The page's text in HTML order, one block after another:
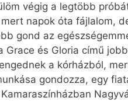
végig a legtöbb
napok óta fájlalom,
gond az
és Gloria című
a kórházból,
gondozza, egy